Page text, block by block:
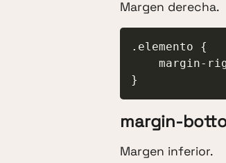
Margen derecha.
.elemento {
}
margin-
Margen inferior.